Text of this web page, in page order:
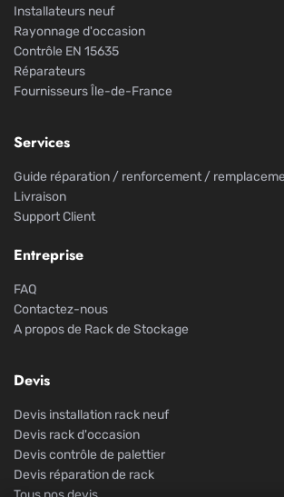
Installateurs neuf
Rayonnage d'occasion
Contrôle EN 15635
Réparateurs
Fournisseurs Île-de-France
Services
Guide réparation / renforcement /
Livraison
Support Client
Entreprise
FAQ
Contactez-nous
A propos de Rack de Stockage
Devis
Devis installation rack neuf
Devis rack d'occasion
Devis contrôle de palettier
Devis réparation de rack